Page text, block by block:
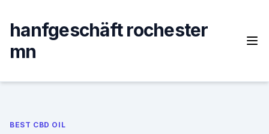
content
hanfgeschäft rochester
mn
BEST CBD OIL